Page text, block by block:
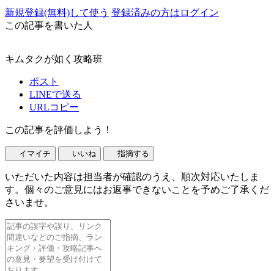
新規登録(無料)して使う 登録済みの方はログイン
この記事を書いた人
キムタクが如く攻略班
ポスト
LINEで送る
URLコピー
この記事を評価しよう！
イマイチ いいね 指摘する
いただいた内容は担当者が確認のうえ、順次対応いたしま
す。個々のご意見にはお返事できないことを予めご了承くだ
さいませ。